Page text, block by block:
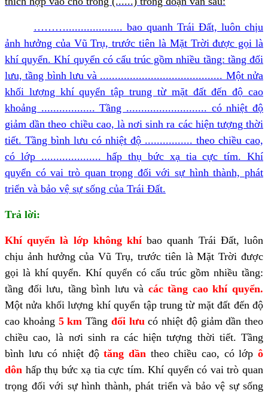
………................... bao quanh Trái Đất, luôn chịu
ảnh hưởng của Vũ Trụ, trước tiên là Mặt Trời được gọi là
khí quyển. Khí quyển có cấu trúc gồm nhiều tầng: tầng đối
lưu, tầng bình lưu và ......................................... Một nửa
khối lượng khí quyển tập trung từ mặt đất đến độ cao
khoảng .................. Tầng ........................... có nhiệt độ
giảm dần theo chiều cao, là nơi sinh ra các hiện tượng thời
tiết. Tầng bình lưu có nhiệt độ ................ theo chiều cao,
có lớp .................... hấp thụ bức xạ tia cực tím. Khí
quyển có vai trò quan trọng đối với sự hình thành, phát
triển và bảo vệ sự sống của Trái Đất.
Trả lời:
Khí quyển là lớp không khíbao quanh Trái Đất, luôn
chịu ảnh hưởng của Vũ Trụ, trước tiên là Mặt Trời được
gọi là khí quyển. Khí quyển có cấu trúc gồm nhiều tầng:
tầng đối lưu, tầng bình lưu và các tầng cao khí quyển.
Một nửa khối lượng khí quyển tập trung từ mặt đất đến độ
cao khoảng 5 km Tầng đối lưucó nhiệt độ giảm dần theo
chiều cao, là nơi sinh ra các hiện tượng thời tiết. Tầng
bình lưu có nhiệt độtăng dần theo chiều cao, có lớpô
dôn hấp thụ bức xạ tia cực tím. Khí quyển có vai trò quan
trọng đối với sự hình thành, phát triển và bảo vệ sự sống